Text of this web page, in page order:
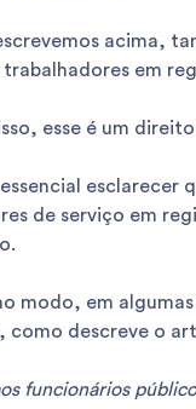
acima,
em
esse é um
de serviço em
modo, em
como descreve o
funcionários